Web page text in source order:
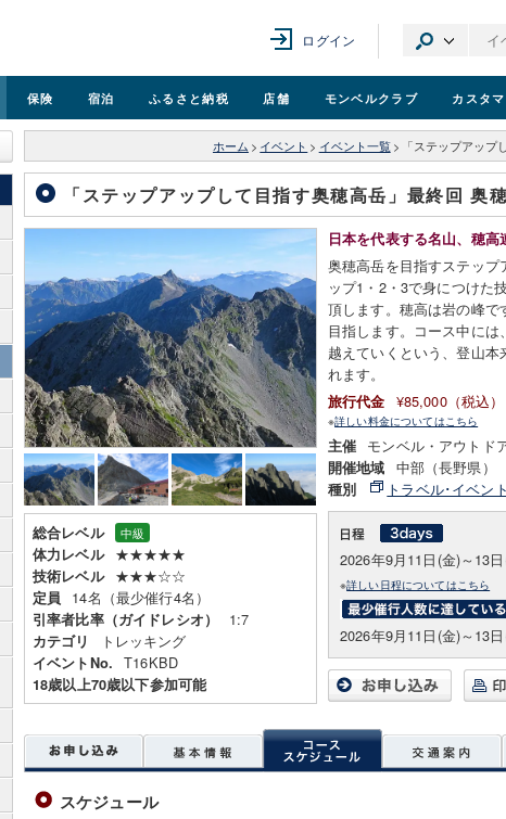
ログイン
保険 宿泊 ふるさと納税 店舗 モンベルクラブ カスタ
ホーム > イベント > イベント一覧 > 「ステップアッ
「ステップアップして目指す奥穂高岳」最終回 奥
総合レベル 中級
体力レベル ★★★★★
技術レベル ★★★☆☆
定員 14名（最少催行4名）
引率者比率（ガイドレシオ） 1:7
カテゴリ トレッキング
イベントNo. T16KBD
18歳以上70歳以下参加可能
日本を代表する名山、穂高
奥穂高岳を目指すステッ
ップ1・2・3で身につけた
頂します。穂高は岩の峰
目指します。コース中には
越えていくという、登山本
れます。
旅行代金 ¥85,000（税込）
※詳しい料金についてはこちら
主催 モンベル・アウトド
開催地域 中部（長野県）
種別 トラベル･イベン
2026年9月11日(金)～13
※詳しい日程についてはこちら
2026年9月11日(金)～13
スケジュール